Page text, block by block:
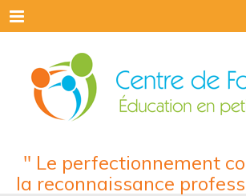
Menu
" Le perfectionnement
la reconnaissance